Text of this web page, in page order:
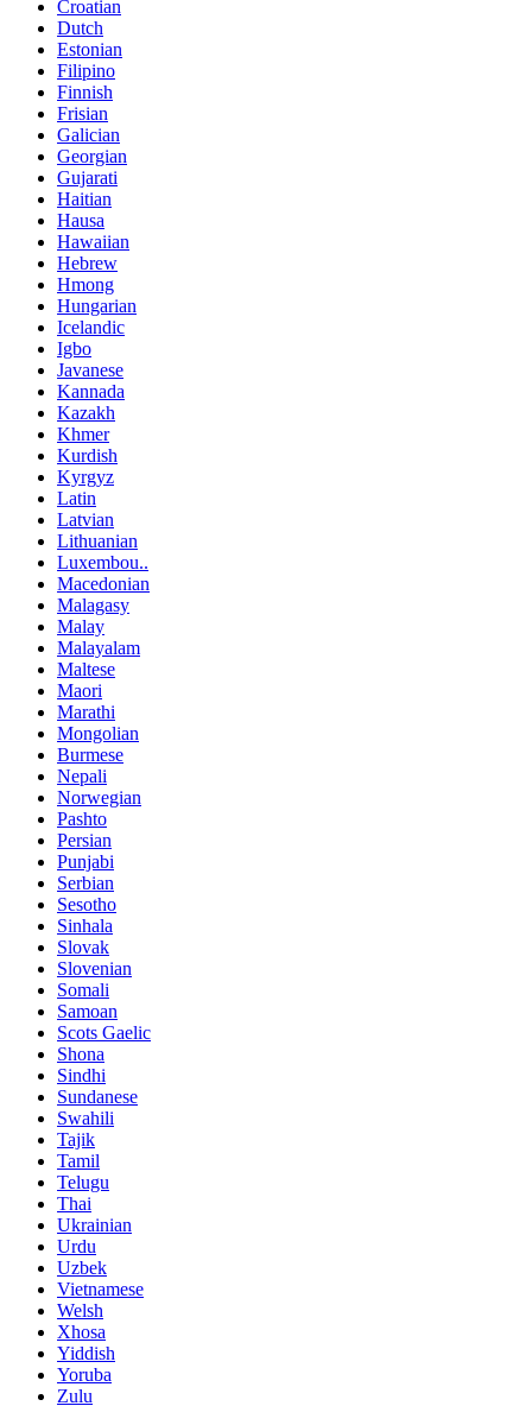
Croatian
Dutch
Estonian
Filipino
Finnish
Frisian
Galician
Georgian
Gujarati
Haitian
Hausa
Hawaiian
Hebrew
Hmong
Hungarian
Icelandic
Igbo
Javanese
Kannada
Kazakh
Khmer
Kurdish
Kyrgyz
Latin
Latvian
Lithuanian
Luxembou..
Macedonian
Malagasy
Malay
Malayalam
Maltese
Maori
Marathi
Mongolian
Burmese
Nepali
Norwegian
Pashto
Persian
Punjabi
Serbian
Sesotho
Sinhala
Slovak
Slovenian
Somali
Samoan
Scots Gaelic
Shona
Sindhi
Sundanese
Swahili
Tajik
Tamil
Telugu
Thai
Ukrainian
Urdu
Uzbek
Vietnamese
Welsh
Xhosa
Yiddish
Yoruba
Zulu